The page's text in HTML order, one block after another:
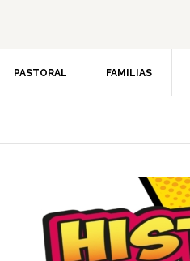
PASTORAL FAMILIAS